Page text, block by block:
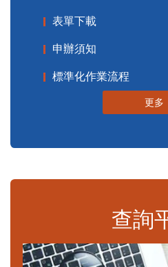
表單下載
申辦須知
標準化作業流程
更多
查詢